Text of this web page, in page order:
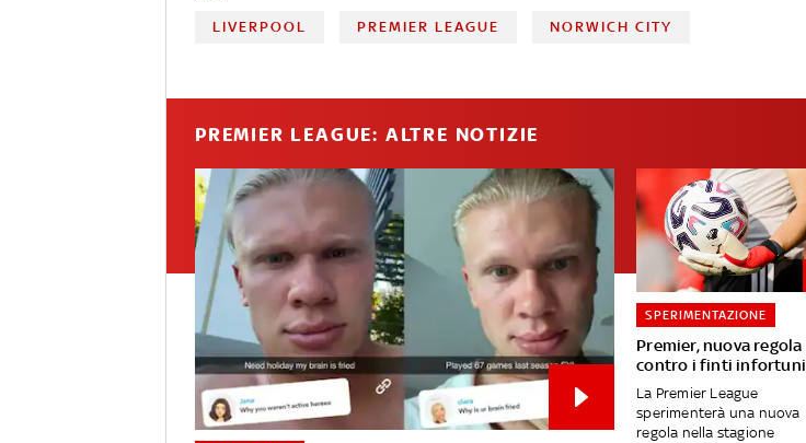
LIVERPOOL PREMIER LEAGUE NORWICH CITY
PREMIER LEAGUE: ALTRE NOTIZIE
Premier, nuova regola
contro i finti infortuni
SPERIMENTAZIONE
La Premier League
sperimenterà una nuova
regola nella stagione